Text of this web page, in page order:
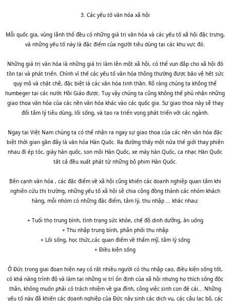
3. Các yếu tố văn hóa xã hội
Mỗi quốc gia, vùng lãnh thổ đều có những giá trị văn hóa và các yếu tố xã hội đặc trưng,
và những yếu tố này là đặc điểm của người tiêu dùng tại các khu vực đó.
Những giá trị văn hóa là những giá trị làm lên một xã hội, có thể vun đắp cho xã hội đó
tồn tại và phát triển. Chính vì thế các yếu tố văn hóa thông thường được bảo vệ hết sức
quy mô và chặt chẽ, đặc biệt là các văn hóa tinh thần. Rõ ràng chúng ta không thể
humbeger tại các nước Hồi Giáo được. Tuy vậy chúng ta cũng không thể phủ nhận những
giao thoa văn hóa của các nền văn hóa khác vào các quốc gia. Sự giao thoa này sẽ thay
đổi tâm lý tiêu dùng, lối sống, và tạo ra triển vọng phát triển với các ngành.
Ngay tại Việt Nam chúng ta có thể nhận ra ngay sự giao thoa của các nền văn hóa đặc
biệt thời gian gần đây là văn hóa Hàn Quốc. Ra đường thấy một nửa thế giới thay phiên
nhau đi ép tóc, giày hàn quốc, son môi Hàn Quốc, xe máy hàn Quốc, ca nhạc Hàn Quốc
tất cả đều xuất phát từ những bộ phim Hàn Quốc.
Bên cạnh văn hóa , các đặc điểm về xã hội cũng khiến các doanh nghiệp quan tâm khi
nghiên cứu thị trường, những yếu tố xã hội sẽ chia cộng đồng thành các nhóm khách
hàng, mỗi nhóm có những đặc điểm, tâm lý, thu nhập ... khác nhau:
+ Tuổi thọ trung bình, tình trạng sức khỏe, chế độ dinh dưỡng, ăn uống
+ Thu nhập trung bình, phân phối thu nhập
+ Lối sống, học thức,các quan điểm về thẩm mỹ, tâm lý sống
+ Điều kiện sống
Ở Đức trong giai đoạn hiện nay có rất nhiều người có thu nhập cao, điều kiện sống tốt,
có khả năng trình độ và làm tại những vị trí ổn định của xã hội nhưng họ thích sống độc
thân, không muốn phải có trách nhiệm về gia đình, công việc sinh con đẻ cái... Những
yếu tố này đã khiến các doanh nghiệp của Đức nảy sinh các dịch vụ, các câu lạc bộ, các